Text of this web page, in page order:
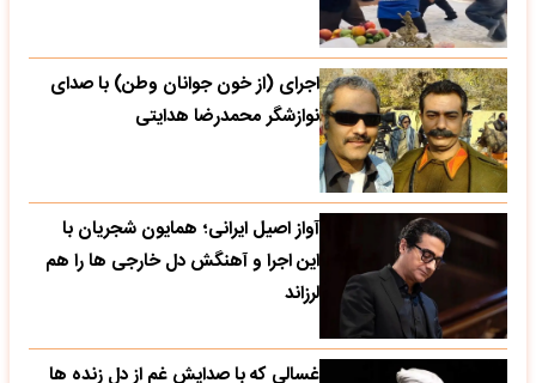
اجرای (از خون جوانان وطن) با صدای
نوازشگر محمدرضا هدایتی
آواز اصیل ایرانی؛ همایون شجریان با
این اجرا و آهنگش دل خارجی ها را هم
لرزاند
غسالی که با صدایش غم از دل زنده ها